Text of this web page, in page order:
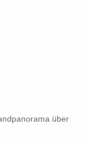
über